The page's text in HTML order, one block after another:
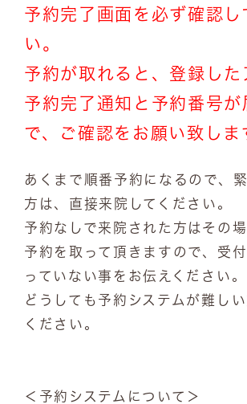
予約完了画面を必ず確認し
い。
予約が取れると、登録した
予約完了通知と予約番号が
で、ご確認をお願い致しま
あくまで順番予約になるので、
方は、直接来院してください。
予約なしで来院された方はその
予約を取って頂きますので、受
っていない事をお伝えください。
どうしても予約システムが難し
ください。
＜予約システムについて＞